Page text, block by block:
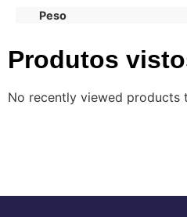
Peso
Produtos
No recently viewed products